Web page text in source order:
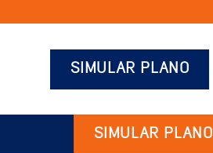
SIMULAR PLANO
SIMULAR PLANO